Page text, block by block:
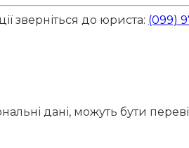
зверніться до юриста: (099)
дані, можуть бути